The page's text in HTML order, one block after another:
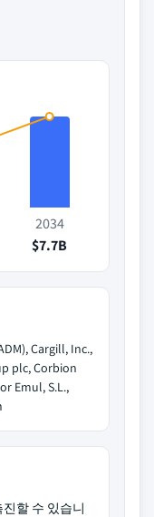
2034
$7.7B
Cargill, Inc.,
plc, Corbion
Emul, S.L.,
할 수 있습니